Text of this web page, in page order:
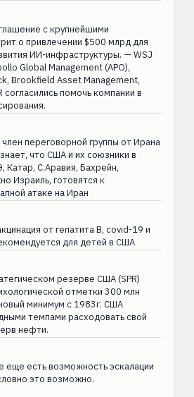
с крупнейшими
о привлечении $500 млрд для
ИИ-инфраструктуры. — WSJ
Global Management (APO),
Brookfield Asset Management,
согласились помочь компании в
переговорной группы от Ирана
что США и их союзники в
Катар, С.Аравия, Бахрейн,
Израиль, готовятся к
атаке на Иран
от гепатита В, covid-19 и
для детей в США
резерве США (SPR)
отметки 300 млн
минимум с 1983г. США
темпами расходовать свой
нефти.
еще есть возможность эскалации
это возможно.